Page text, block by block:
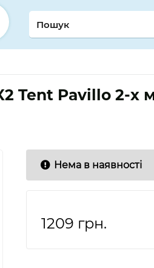
Tent Pavillo 2-х
Нема в наявності
1209 грн.